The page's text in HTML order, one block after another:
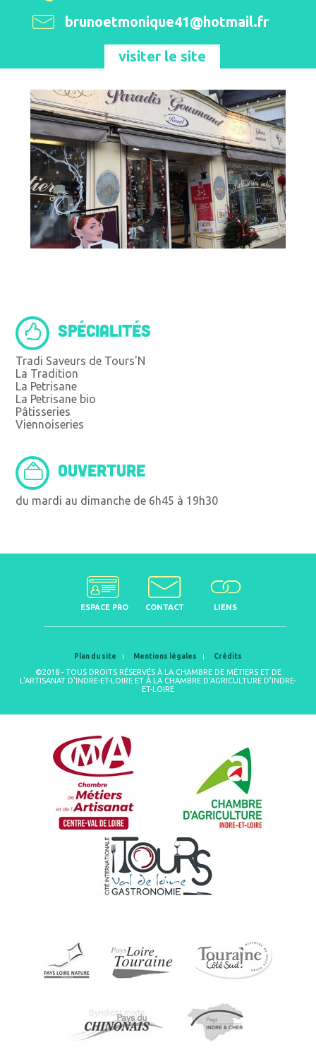
brunoetmonique41@hotmail.fr
visiter le site
SPÉCIALITÉS
Tradi Saveurs de Tours'N
La Tradition
La Petrisane
La Petrisane bio
Pâtisseries
Viennoiseries
OUVERTURE
du mardi au dimanche de 6h45 à 19h30
ESPACE PRO CONTACT LIENS
Plan du site Mentions légales Crédits
©2018 - TOUS DROITS RÉSERVÉS À LA CHAMBRE DE MÉTIERS ET DE
L'ARTISANAT D'INDRE-ET-LOIRE ET À LA CHAMBRE D'AGRICULTURE D'INDRE-
ET-LOIRE